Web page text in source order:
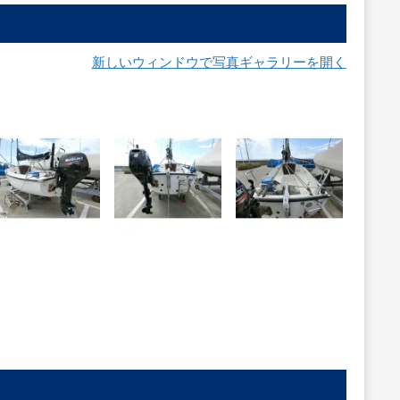
新しいウィンドウで写真ギャラリーを開く